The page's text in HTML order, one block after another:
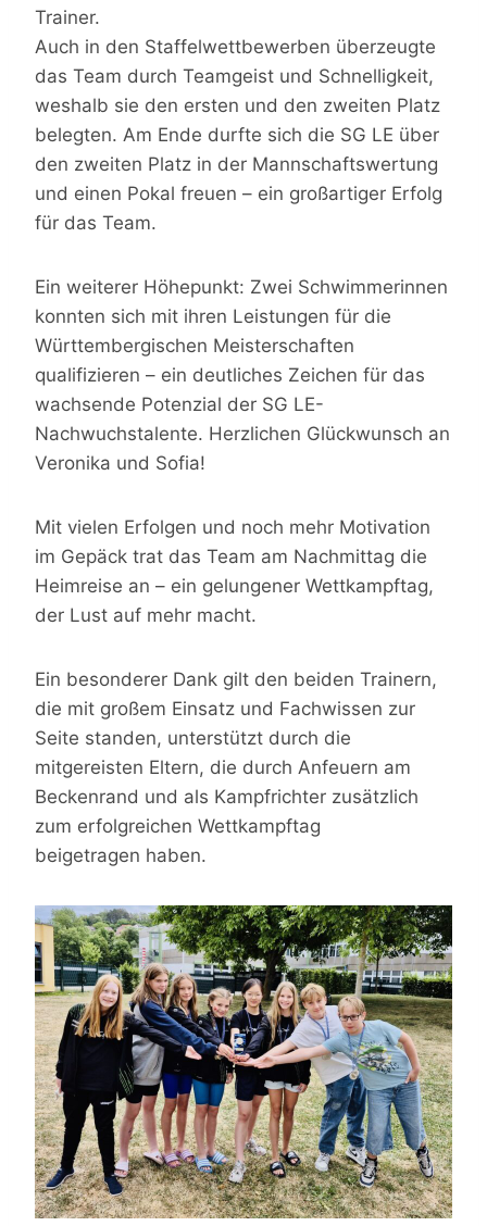
Trainer.
Auch in den Staffelwettbewerben überzeugte
das Team durch Teamgeist und Schnelligkeit,
weshalb sie den ersten und den zweiten Platz
belegten. Am Ende durfte sich die SG LE über
den zweiten Platz in der Mannschaftswertung
und einen Pokal freuen – ein großartiger Erfolg
für das Team.
Ein weiterer Höhepunkt: Zwei Schwimmerinnen
konnten sich mit ihren Leistungen für die
Württembergischen Meisterschaften
qualifizieren – ein deutliches Zeichen für das
wachsende Potenzial der SG LE-
Nachwuchstalente. Herzlichen Glückwunsch an
Veronika und Sofia!
Mit vielen Erfolgen und noch mehr Motivation
im Gepäck trat das Team am Nachmittag die
Heimreise an – ein gelungener Wettkampftag,
der Lust auf mehr macht.
Ein besonderer Dank gilt den beiden Trainern,
die mit großem Einsatz und Fachwissen zur
Seite standen, unterstützt durch die
mitgereisten Eltern, die durch Anfeuern am
Beckenrand und als Kampfrichter zusätzlich
zum erfolgreichen Wettkampftag
beigetragen haben.